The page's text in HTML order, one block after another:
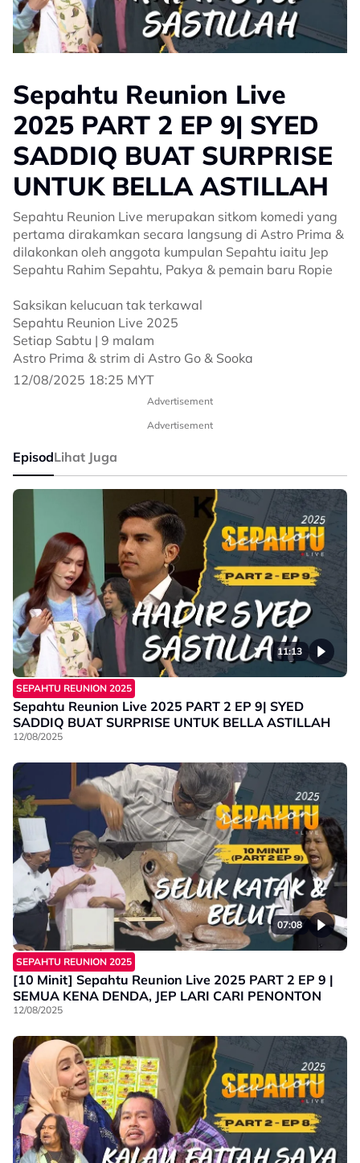
Sepahtu Reunion Live
2025 PART 2 EP 9| SYED
SADDIQ BUAT SURPRISE
UNTUK BELLA ASTILLAH
Sepahtu Reunion Live merupakan sitkom komedi yang
pertama dirakamkan secara langsung di Astro Prima &
dilakonkan oleh anggota kumpulan Sepahtu iaitu Jep
Sepahtu Rahim Sepahtu, Pakya & pemain baru Ropie
Saksikan kelucuan tak terkawal
Sepahtu Reunion Live 2025
Setiap Sabtu | 9 malam
Astro Prima & strim di Astro Go & Sooka
12/08/2025 18:25 MYT
Advertisement
Advertisement
EpisodLihat Juga
11:13
SEPAHTU REUNION 2025
Sepahtu Reunion Live 2025 PART 2 EP 9| SYED
SADDIQ BUAT SURPRISE UNTUK BELLA ASTILLAH
12/08/2025
07:08
SEPAHTU REUNION 2025
[10 Minit] Sepahtu Reunion Live 2025 PART 2 EP 9 |
SEMUA KENA DENDA, JEP LARI CARI PENONTON
12/08/2025